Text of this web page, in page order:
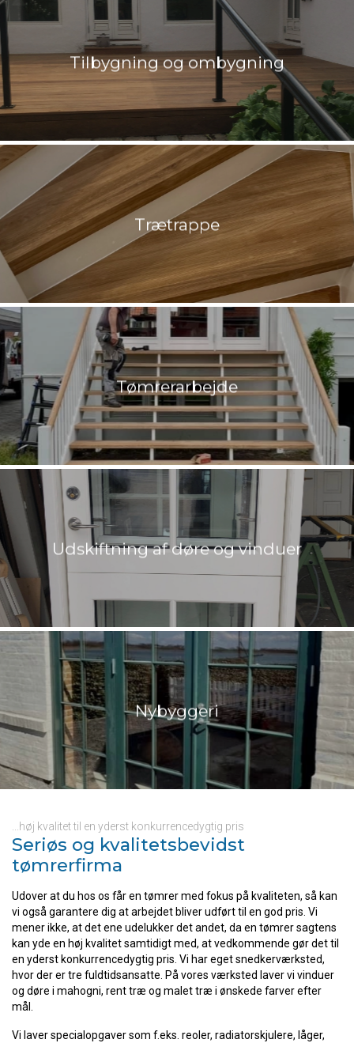
Tilbygning og ombygning
Trætrappe
Tømrerarbejde
Udskiftning af døre og vinduer
Nybyggeri
...høj kvalitet til en yderst konkurrencedygtig pris
Seriøs og kvalitetsbevidst
tømrerfirma
Udover at du hos os får en tømrer med fokus på kvaliteten, så kan
vi også garantere dig at arbejdet bliver udført til en god pris. Vi
mener ikke, at det ene udelukker det andet, da en tømrer sagtens
kan yde en høj kvalitet samtidigt med, at vedkommende gør det til
en yderst konkurrencedygtig pris. Vi har eget snedkerværksted,
hvor der er tre fuldtidsansatte. På vores værksted laver vi vinduer
og døre i mahogni, rent træ og malet træ i ønskede farver efter
mål.
Vi laver specialopgaver som f.eks. reoler, radiatorskjulere, låger,